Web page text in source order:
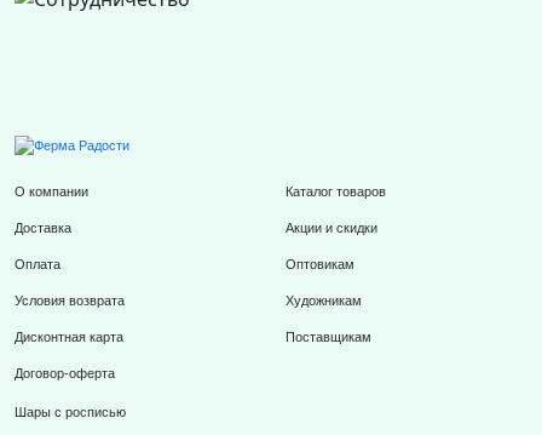
О компании
Доставка
Оплата
Условия возврата
Дисконтная карта
Договор-оферта
Каталог товаров
Акции и скидки
Оптовикам
Художникам
Поставщикам
Шары с росписью